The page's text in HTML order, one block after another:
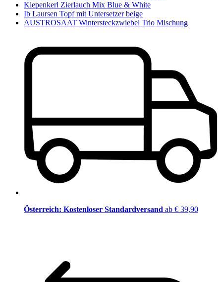
Kiepenkerl Zierlauch Mix Blue & White
Ib Laursen Topf mit Untersetzer beige
AUSTROSAAT Wintersteckzwiebel Trio Mischung
Österreich: Kostenloser Standardversand ab € 39,90